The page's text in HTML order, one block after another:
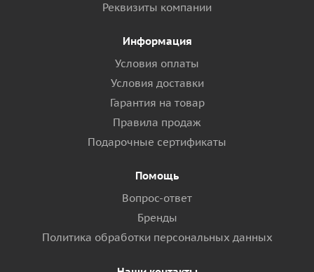
Реквизиты компании
Информация
Условия оплаты
Условия доставки
Гарантия на товар
Правила продаж
Подарочные сертификаты
Помощь
Вопрос-ответ
Бренды
Политика обработки персональных данных